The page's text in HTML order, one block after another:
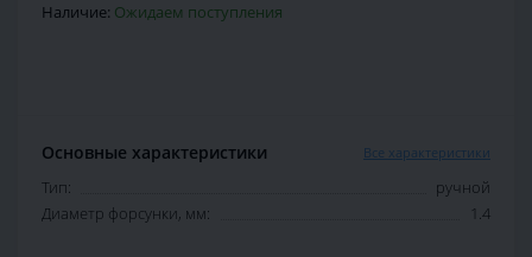
Наличие: Ожидаем поступления
Основные характеристики Все характеристики
Тип:
ручной
Диаметр форсунки, мм:
1.4